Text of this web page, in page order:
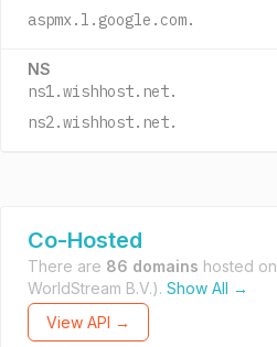
aspmx.l.google.com.
NS
ns1.wishhost.net.
ns2.wishhost.net.
Co-Hosted
There are 86 domains hosted on
WorldStream B.V.). Show All →
View API →